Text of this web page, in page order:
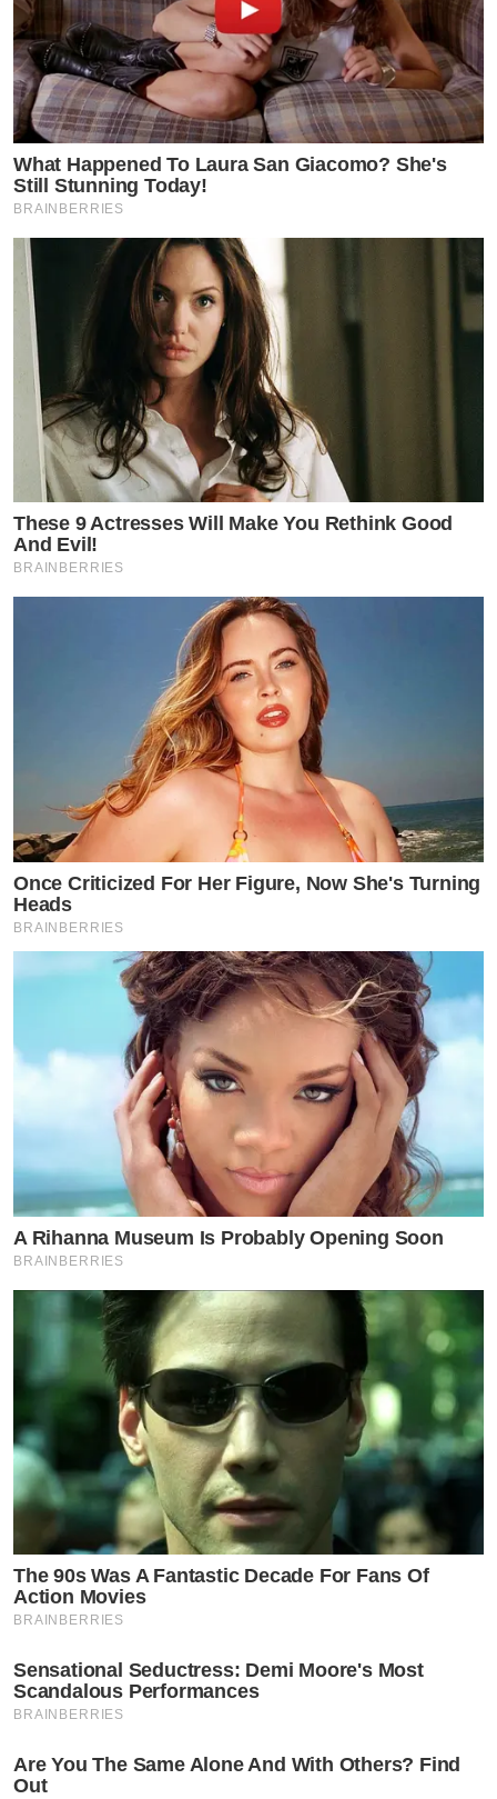
What Happened To Laura San Giacomo? She's
Still Stunning Today!
BRAINBERRIES
These 9 Actresses Will Make You Rethink Good
And Evil!
BRAINBERRIES
Once Criticized For Her Figure, Now She's Turning
Heads
BRAINBERRIES
A Rihanna Museum Is Probably Opening Soon
BRAINBERRIES
The 90s Was A Fantastic Decade For Fans Of
Action Movies
BRAINBERRIES
Sensational Seductress: Demi Moore's Most
Scandalous Performances
BRAINBERRIES
Are You The Same Alone And With Others? Find
Out